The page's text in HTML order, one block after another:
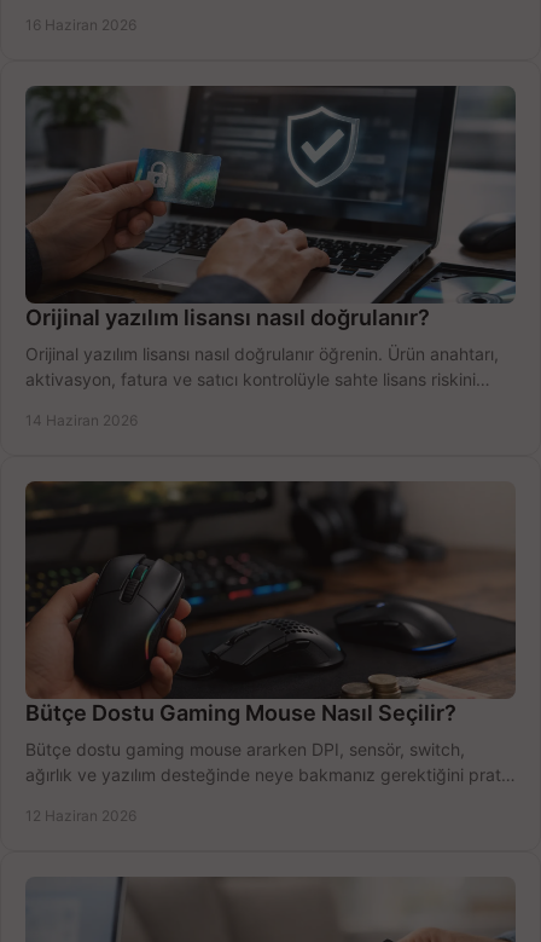
16 Haziran 2026
Orijinal yazılım lisansı nasıl doğrulanır?
Orijinal yazılım lisansı nasıl doğrulanır öğrenin. Ürün anahtarı,
aktivasyon, fatura ve satıcı kontrolüyle sahte lisans riskini
14 Haziran 2026
Bütçe Dostu Gaming Mouse Nasıl Seçilir?
Bütçe dostu gaming mouse ararken DPI, sensör, switch,
ağırlık ve yazılım desteğinde neye bakmanız gerektiğini pratik
12 Haziran 2026